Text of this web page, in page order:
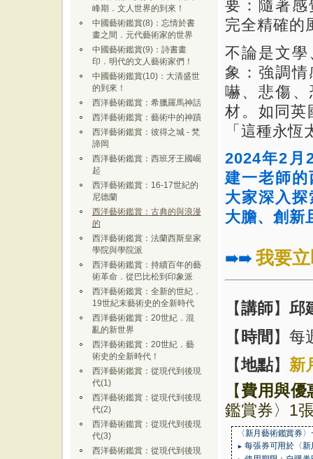
峰期．文人世界的到來！
中國藝術鑑賞(8)：忘情於書
畫之間．元代藝術家的世界
中國藝術鑑賞(9)：詩書畫
印．明代的文人藝術家們！
中國藝術鑑賞(10)：大清盛世
的到來！
西洋藝術鑑賞：希臘羅馬神話
西洋藝術鑑賞：藝術中的神蹟
西洋藝術鑑賞：彼得之城 - 梵
諦岡
西洋藝術鑑賞：西班牙王國崛
起
西洋藝術鑑賞：16-17世紀的
尼德蘭
西洋藝術鑑賞：古典的與浪漫
的
西洋藝術鑑賞：法蘭西斯皇家
學院與學院派
西洋藝術鑑賞：持續百年的藝
術革命．從巴比松到印象派
西洋藝術鑑賞：全新的世紀．
19世紀末藝術史的全新時代
西洋藝術鑑賞：20世紀．混
亂的新世界
西洋藝術鑑賞：20世紀．藝
術史的全新時代！
西洋藝術鑑賞：從現代到後現
代(1)
西洋藝術鑑賞：從現代到後現
代(2)
西洋藝術鑑賞：從現代到後現
代(3)
西洋藝術鑑賞：從現代到後現
要：隨著
完全精確的
不論是文
象：強調
嚇、悲傷、
材。 如同英
「這種永
2024年2月
建一老師
大家深入
大膽、創新
➠➠ 我要
【講師】 邱
【時間 】每
【地點】 新
【費用與優
鑑賞券〉 1
〈新月藝術鑑賞券
►每張券可用於〈